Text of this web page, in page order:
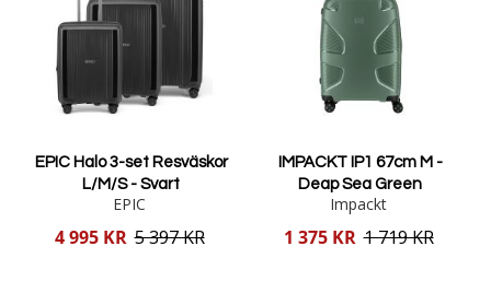
EPIC Halo 3-set Resväskor
L/M/S - Svart
EPIC
Reducerat
4 995 KR 5 397 KR
IMPACKT IP1 67cm M -
Deap Sea Green
Impackt
Reducerat
1 375 KR 1 719 KR